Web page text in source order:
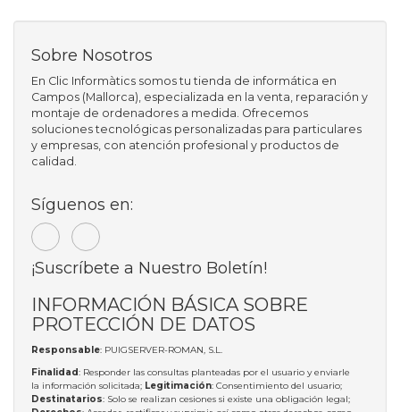
Sobre Nosotros
En Clic Informàtics somos tu tienda de informática en
Campos (Mallorca), especializada en la venta, reparación y
montaje de ordenadores a medida. Ofrecemos
soluciones tecnológicas personalizadas para particulares
y empresas, con atención profesional y productos de
calidad.
Síguenos en:
¡Suscríbete a Nuestro Boletín!
INFORMACIÓN BÁSICA SOBRE
PROTECCIÓN DE DATOS
Responsable: PUIGSERVER-ROMAN, S.L.
Finalidad: Responder las consultas planteadas por el usuario y enviarle
la información solicitada; Legitimación: Consentimiento del usuario;
Destinatarios: Solo se realizan cesiones si existe una obligación legal;